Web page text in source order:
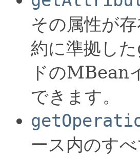
その属性が
約に準拠した
ドのMBean
できます。
ース内のす